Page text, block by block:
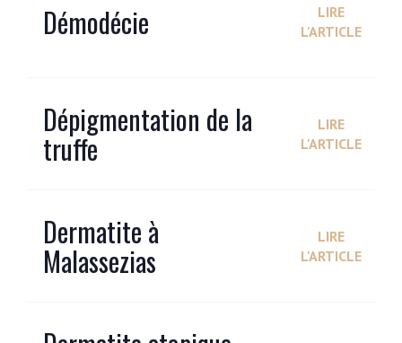
Démodécie
LIRE
L'ARTICLE
Dépigmentation de la
truffe
LIRE
L'ARTICLE
Dermatite à
Malassezias
LIRE
L'ARTICLE